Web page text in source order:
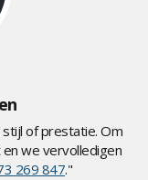
of prestatie. Om
we vervolledigen
269 847."